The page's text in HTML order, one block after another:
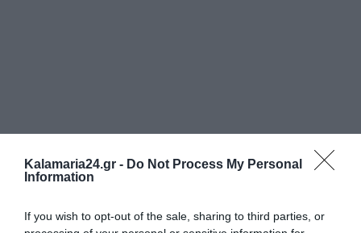
Kalamaria24.gr - Do Not Process My Personal
Information
If you wish to opt-out of the sale, sharing to third parties, or